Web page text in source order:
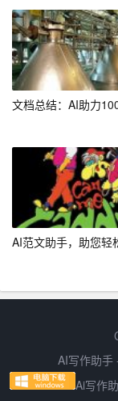
名优秀的AI写作
文档总结：AI助力
AI范文助手，助您轻
AI写作助手
Ai写作